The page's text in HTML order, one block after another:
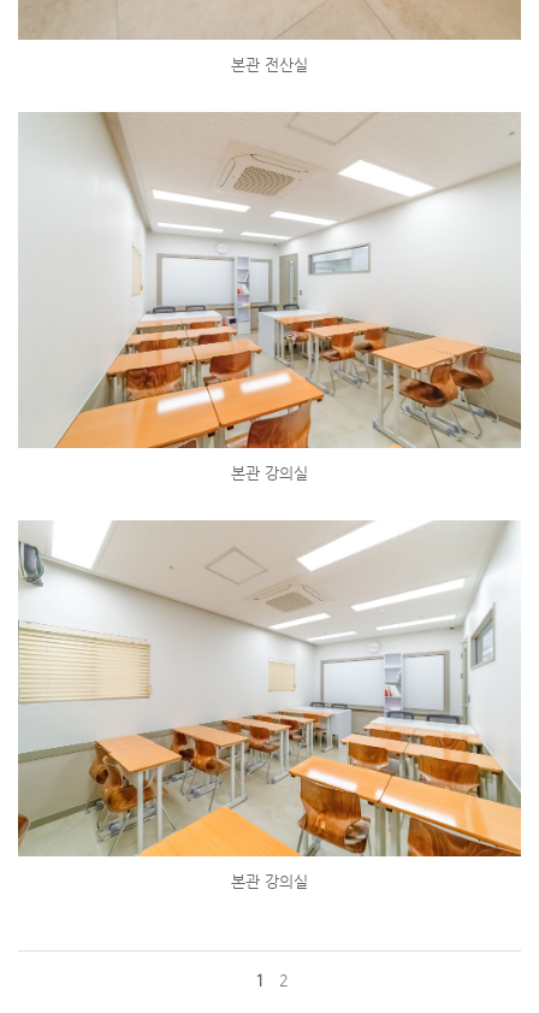
본관 전산실
본관 강의실
본관 강의실
1 2